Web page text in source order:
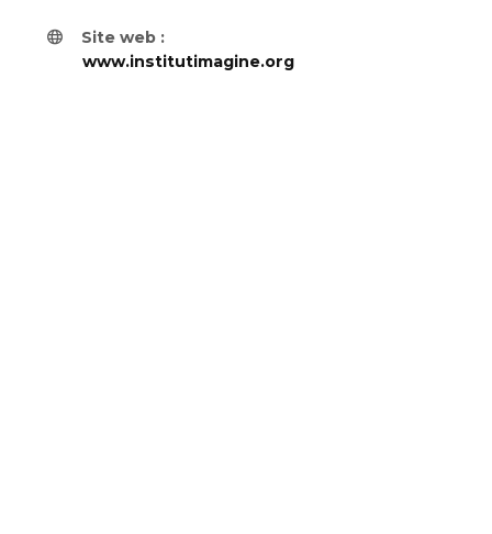
Site web :
www.institutimagine.org